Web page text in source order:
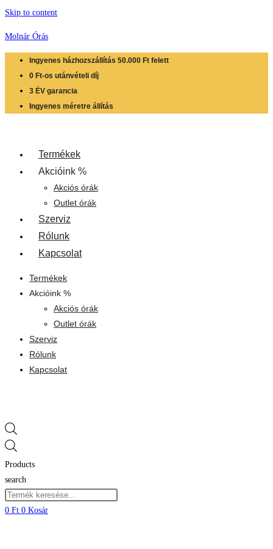
Skip to content
Molnár Órás
Ingyenes házhozszállítás 50.000 Ft felett
0 Ft-os utánvételi díj
3 ÉV garancia
Ingyenes méretre állítás
Termékek
Akcióink %
Akciós órák
Outlet órák
Szerviz
Rólunk
Kapcsolat
Termékek
Akcióink %
Akciós órák
Outlet órák
Szerviz
Rólunk
Kapcsolat
Products
search
0 Ft 0 Kosár